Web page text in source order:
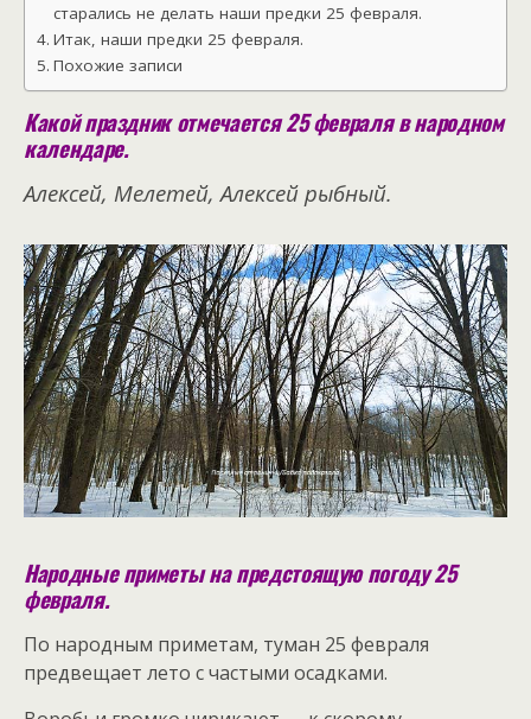
старались не делать наши предки 25 февраля.
Итак, наши предки 25 февраля.
Похожие записи
Какой праздник отмечается 25 февраля в народном
календаре.
Алексей, Мелетей, Алексей рыбный.
Народные приметы на предстоящую погоду 25
февраля.
По народным приметам, туман 25 февраля
предвещает лето с частыми осадками.